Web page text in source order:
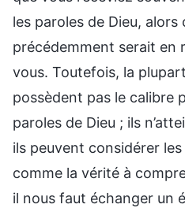
les paroles de Dieu, alors
précédemment serait en
vous. Toutefois, la
possèdent pas le calibre
paroles de Dieu ; ils
ils peuvent considérer
comme la vérité à
il nous faut échanger un